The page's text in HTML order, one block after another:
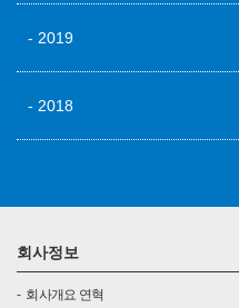
2019
2018
회사정보
회사개요 연혁